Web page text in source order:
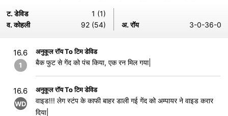
ट. डेविड
1 (1)
व. कोहली
92 (54) अ. रॉय 3-0-36-0
16.6
1
अनुकूल रॉय To टिम डेविड
बैक फुट से गेंद को पंच किया, एक रन मिल गया|
16.6
WD
अनुकूल रॉय To टिम डेविड
वाइड!!! लेग स्टंप के काफी बाहर डाली गई गेंद को अम्पायर ने वाइड करार
दिया|